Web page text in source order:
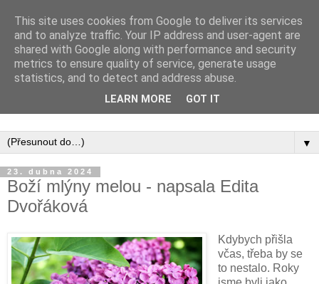
Inspirujte se tím, co píší posluchači kurzů a co se na nich
▼
23. dubna 2024
Boží mlýny melou - napsala Edita
Dvořáková
Kdybych přišla
včas, třeba by se
to nestalo. Roky
This site uses cookies from Google to deliver its services
and to analyze traffic. Your IP address and user-agent are
shared with Google along with performance and security
metrics to ensure quality of service, generate usage
statistics, and to detect and address abuse.
LEARN MORE GOT IT